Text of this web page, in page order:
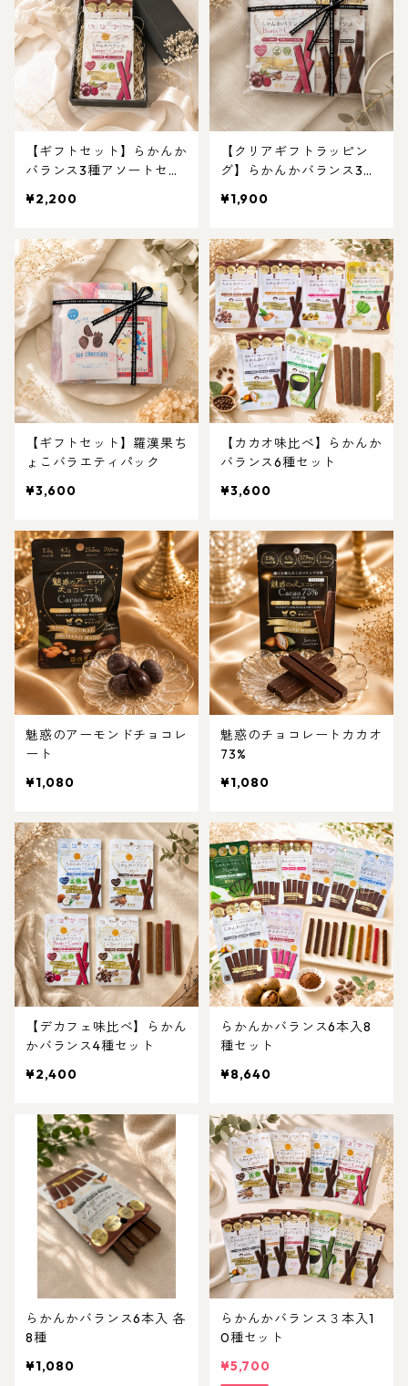
【ギフトセット】らかんか
バランス3種アソートセッ
¥2,200
【クリアギフトラッピン
グ】らかんかバランス3種
¥1,900
【ギフトセット】羅漢果ち
ょこバラエティパック
¥3,600
【カカオ味比べ】らかんか
バランス6種セット
¥3,600
魅惑のアーモンドチョコレ
ート
¥1,080
魅惑のチョコレートカカオ
73%
¥1,080
【デカフェ味比べ】らかん
かバランス4種セット
¥2,400
らかんかバランス6本入8
種セット
¥8,640
らかんかバランス6本入 各
8種
¥1,080
らかんかバランス３本入1
0種セット
¥5,700